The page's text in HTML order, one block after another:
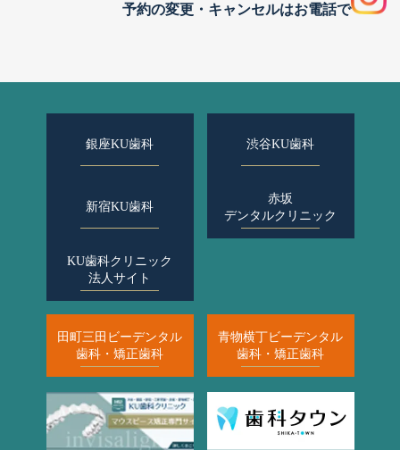
予約の変更・キャンセルはお電話で
銀座KU歯科 渋谷KU歯科
新宿KU歯科
赤坂
デンタルクリニック
KU歯科クリニック
法人サイト
田町三田ビーデンタル
歯科・矯正歯科
青物横丁ビーデンタル
歯科・矯正歯科